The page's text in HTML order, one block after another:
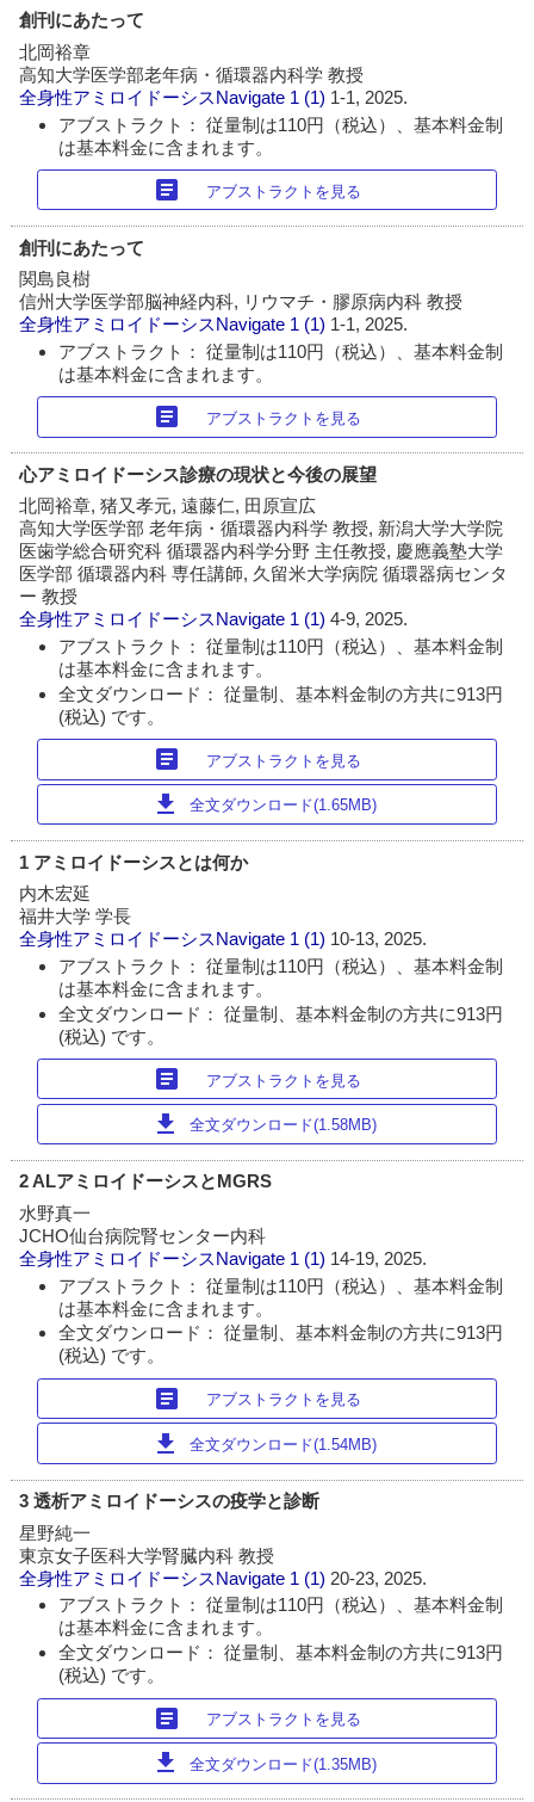
創刊にあたって
北岡裕章
高知大学医学部老年病・循環器内科学 教授
全身性アミロイドーシスNavigate 1 (1) 1-1, 2025.
アブストラクト： 従量制は110円（税込）、基本料金制
は基本料金に含まれます。
article アブストラクトを見る
創刊にあたって
関島良樹
信州大学医学部脳神経内科, リウマチ・膠原病内科 教授
全身性アミロイドーシスNavigate 1 (1) 1-1, 2025.
アブストラクト： 従量制は110円（税込）、基本料金制
は基本料金に含まれます。
article アブストラクトを見る
心アミロイドーシス診療の現状と今後の展望
北岡裕章, 猪又孝元, 遠藤仁, 田原宣広
高知大学医学部 老年病・循環器内科学 教授, 新潟大学大学院
医歯学総合研究科 循環器内科学分野 主任教授, 慶應義塾大学
医学部 循環器内科 専任講師, 久留米大学病院 循環器病センタ
ー 教授
全身性アミロイドーシスNavigate 1 (1)4-9, 2025.
アブストラクト： 従量制は110円（税込）、基本料金制
は基本料金に含まれます。
全文ダウンロード： 従量制、基本料金制の方共に913円
(税込) です。
article アブストラクトを見る
download 全文ダウンロード(1.65MB)
1 アミロイドーシスとは何か
内木宏延
福井大学 学長
全身性アミロイドーシスNavigate 1 (1) 10-13, 2025.
アブストラクト： 従量制は110円（税込）、基本料金制
は基本料金に含まれます。
全文ダウンロード： 従量制、基本料金制の方共に913円
(税込) です。
article アブストラクトを見る
download 全文ダウンロード(1.58MB)
2 ALアミロイドーシスとMGRS
水野真一
JCHO仙台病院腎センター内科
全身性アミロイドーシスNavigate 1 (1) 14-19, 2025.
アブストラクト： 従量制は110円（税込）、基本料金制
は基本料金に含まれます。
全文ダウンロード： 従量制、基本料金制の方共に913円
(税込) です。
article アブストラクトを見る
download 全文ダウンロード(1.54MB)
3 透析アミロイドーシスの疫学と診断
星野純一
東京女子医科大学腎臓内科 教授
全身性アミロイドーシスNavigate 1 (1) 20-23, 2025.
アブストラクト： 従量制は110円（税込）、基本料金制
は基本料金に含まれます。
全文ダウンロード： 従量制、基本料金制の方共に913円
(税込) です。
article アブストラクトを見る
download 全文ダウンロード(1.35MB)